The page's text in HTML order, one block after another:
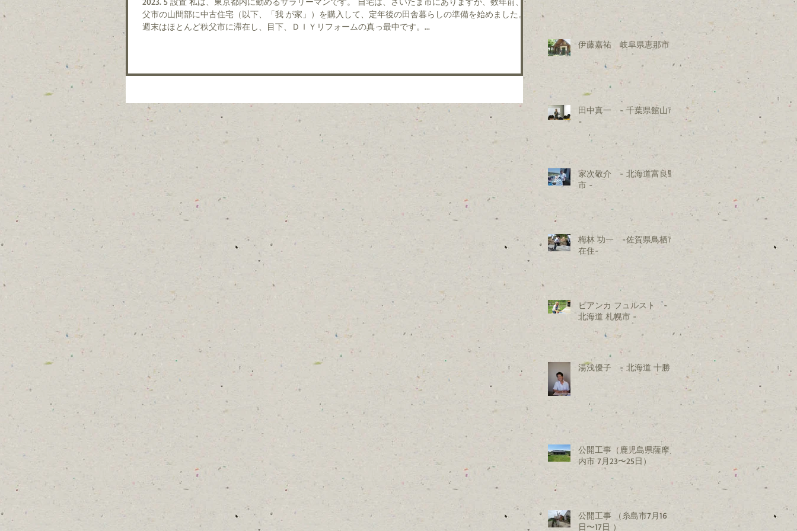
父市の山間部に中古住宅（以下、「我 が家」）を購入して、定年後の田舎暮らしの準備を始めました。
週末はほとんど秩父市に滞在し、目下、ＤＩＹリフォームの真っ最中です。...
伊藤嘉祐 岐阜県恵那市 -
田中真一 - 千葉県館山市
-
家次敬介 - 北海道富良野
市 -
梅林 功一 -佐賀県鳥栖市
在住-
ビアンカ フュルスト -
北海道 札幌市 -
湯浅優子 - 北海道 十勝 -
公開工事（鹿児島県薩摩川
内市 7月23〜25日）
公開工事 （糸島市7月16
日〜17日 ）